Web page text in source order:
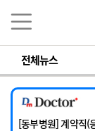
전체뉴스
[서울아산병원]
[영남대학교의료원
[충남대학교병원]
[동부병원] 계약직(